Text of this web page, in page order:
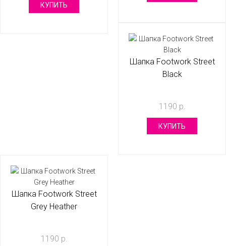
КУПИТЬ
Шапка Footwork Street
Black
1190 р.
КУПИТЬ
Шапка Footwork Street
Grey Heather
1190 р.